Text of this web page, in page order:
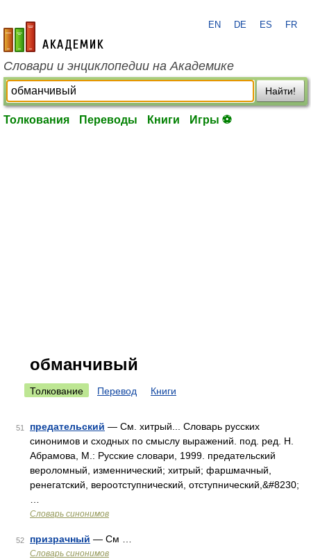
academic.ru
EN DE ES FR
Словари и энциклопедии на Академике
Найти!
Толкования Переводы Книги Игры ⚽
обманчивый
Толкование Перевод Книги
51 предательский — См. хитрый... Словарь русских
синонимов и сходных по смыслу выражений. под. ред. Н.
Абрамова, М.: Русские словари, 1999. предательский
вероломный, изменнический; хитрый; фаршмачный,
ренегатский, вероотступнический, отступнический,&#8230;
Словарь синонимов
52 призрачный — См …
Словарь синонимов